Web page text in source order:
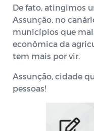
De fato, atingimos
Assunção, no
municípios que
econômica da
tem mais por vir.
Assunção, cidade
pessoas!